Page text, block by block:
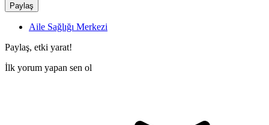
Paylaş
Aile Sağlığı Merkezi
Paylaş, etki yarat!
İlk yorum yapan sen ol